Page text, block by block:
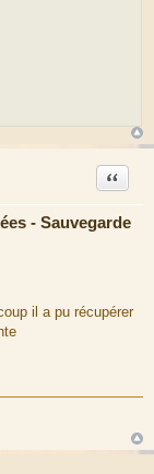
- Sauvegarde
Citation
il a pu récupérer